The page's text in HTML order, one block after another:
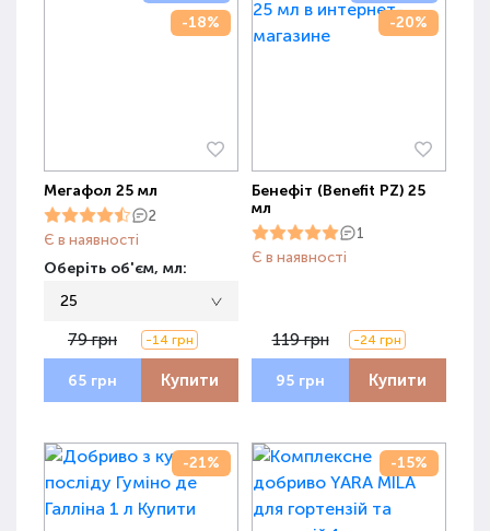
-18%
Мегафол 25 мл
2
Є в наявності
Оберіть об'єм, мл:
25
79 грн -14 грн
65 грн Купити
-20%
Бенефіт (Benefit PZ) 25
мл
1
Є в наявності
119 грн -24 грн
95 грн Купити
-21% -15%